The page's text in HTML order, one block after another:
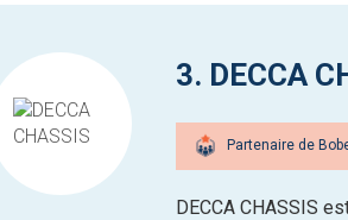
3. DECCA
Partenaire de
DECCA CHASSIS